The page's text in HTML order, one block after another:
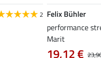
2 Felix Bühler
performance
Marit
19,12 €